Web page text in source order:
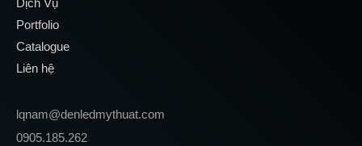
Dịch Vụ
Portfolio
Catalogue
Liên hệ
lqnam@denledmythuat.com
0905.185.262